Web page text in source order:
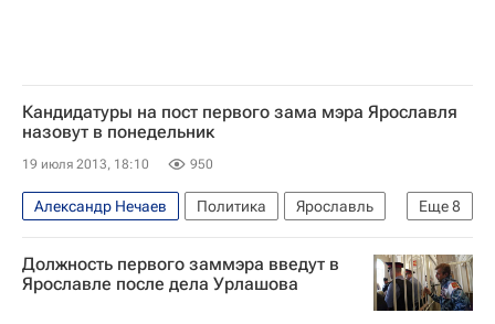
Кандидатуры на пост первого зама мэра Ярославля
назовут в понедельник
19 июля 2013, 18:10 950
Еще8
Александр Нечаев Политика
Ярославль
Европа
Центральный ФО
Ярославская область
Весь мир
Должность первого заммэра введут в
Ярославле после дела Урлашова